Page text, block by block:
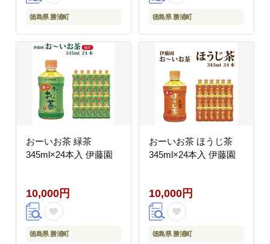
徳島県 勝浦町 徳島県 勝浦町
おーいお茶 緑茶
345ml×24本入 伊藤園
10,000円
徳島県 勝浦町
おーいお茶 ほうじ茶
345ml×24本入 伊藤園
10,000円
徳島県 勝浦町